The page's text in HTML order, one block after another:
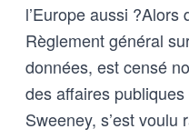
l’Europe aussi ?Alors
Règlement général
données, est censé
des affaires
Sweeney, s’est voulu